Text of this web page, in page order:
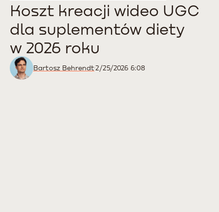
Koszt kreacji wideo UGC
dla suplementów diety
w 2026 roku
Bartosz Behrendt2/25/2026 6:08